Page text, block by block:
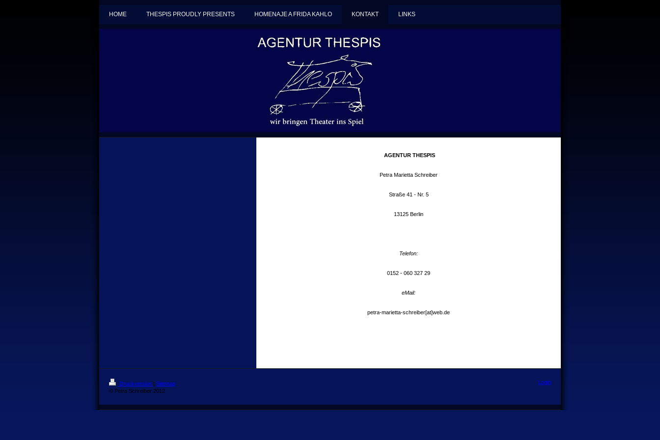
HOME THESPIS PROUDLY PRESENTS HOMENAJE A FRIDA KAHLO KONTAKT LINKS
AGENTUR THESPIS
Petra Marietta Schreiber
Straße 41 - Nr. 5
13125 Berlin
Telefon:
0152 - 060 327 29
eMail:
petra-marietta-schreiber[at]web.de
Druckversion | Sitemap
© Petra Schreiber 2012
Login